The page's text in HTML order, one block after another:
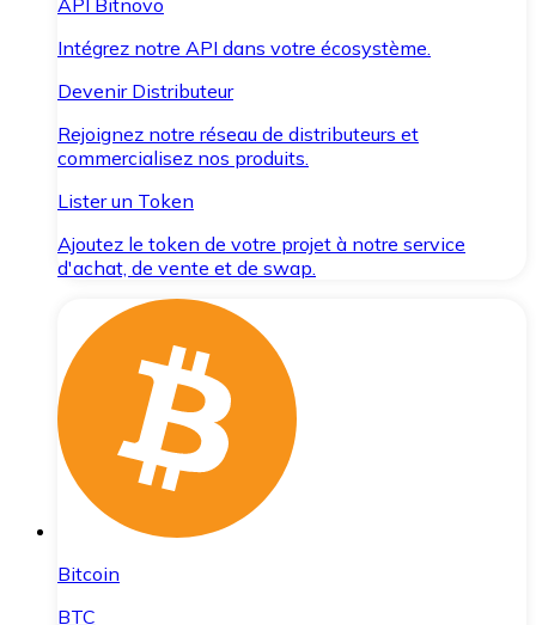
API Bitnovo
Intégrez notre API dans votre écosystème.
Devenir Distributeur
Rejoignez notre réseau de distributeurs et
commercialisez nos produits.
Lister un Token
Ajoutez le token de votre projet à notre service
d'achat, de vente et de swap.
Bitcoin
BTC